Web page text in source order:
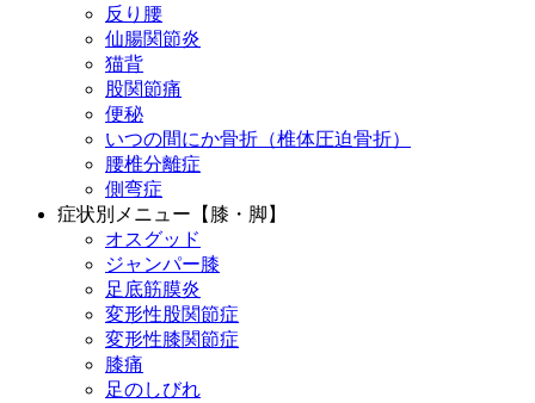
反り腰
仙腸関節炎
猫背
股関節痛
便秘
いつの間にか骨折（椎体圧迫骨折）
腰椎分離症
側弯症
症状別メニュー【膝・脚】
オスグッド
ジャンパー膝
足底筋膜炎
変形性股関節症
変形性膝関節症
膝痛
足のしびれ